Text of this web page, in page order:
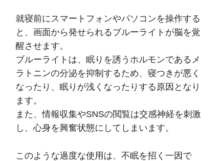
就寝前にスマートフォンやパソコンを操作する
と、画面から発せられるブルーライトが脳を覚
醒させます。
ブルーライトは、眠りを誘うホルモンであるメ
ラトニンの分泌を抑制するため、寝つきが悪く
なったり、眠りが浅くなったりする原因となり
ます。
また、情報収集やSNSの閲覧は交感神経を刺激
し、心身を興奮状態にしてしまいます。
このような過度な使用は、不眠を招く一因で